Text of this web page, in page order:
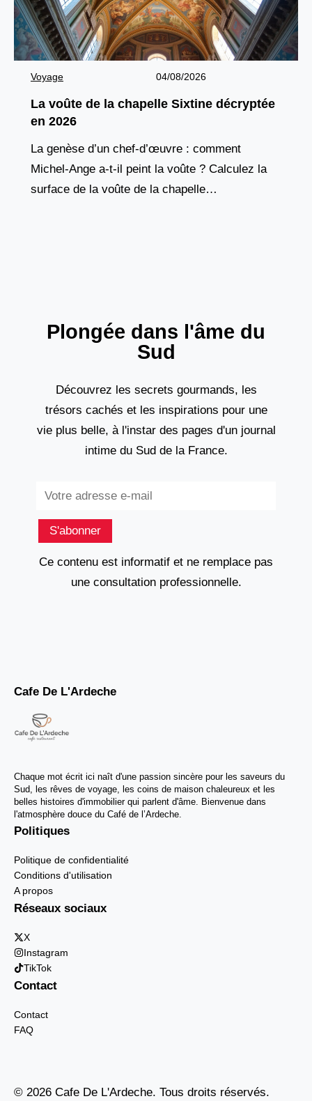
Voyage 04/08/2026
La voûte de la chapelle Sixtine décryptée
en 2026
La genèse d’un chef-d’œuvre : comment
Michel-Ange a-t-il peint la voûte ? Calculez la
surface de la voûte de la chapelle
Plongée dans l'âme du
Sud
Découvrez les secrets gourmands, les
trésors cachés et les inspirations pour une
vie plus belle, à l'instar des pages d'un journal
intime du Sud de la France.
S'abonner
Ce contenu est informatif et ne remplace pas
une consultation professionnelle.
Cafe De L'Ardeche
Chaque mot écrit ici naît d'une passion sincère pour les saveurs du
Sud, les rêves de voyage, les coins de maison chaleureux et les
belles histoires d'immobilier qui parlent d'âme. Bienvenue dans
l'atmosphère douce du Café de l’Ardeche.
Politiques
Politique de confidentialité
Conditions d'utilisation
A propos
Réseaux sociaux
X
Instagram
TikTok
Contact
Contact
FAQ
© 2026 Cafe De L'Ardeche. Tous droits réservés.